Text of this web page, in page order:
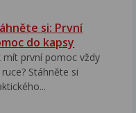
si: První
do kapsy
mít první pomoc vždy
Stáhněte si